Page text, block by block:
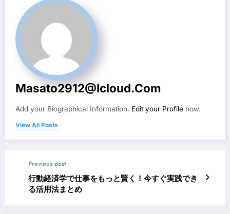
Masato2912@icloud.com
Add your Biographical Information. Edit your Profile now.
View All Posts
Previous post
行動経済学で仕事をもっと賢く！今すぐ実践でき
る活用法まとめ